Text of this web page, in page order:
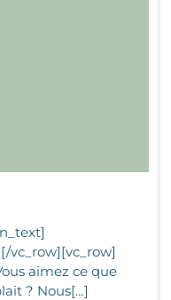
vc_row][vc_row]
aimez ce que
? Nous[…]